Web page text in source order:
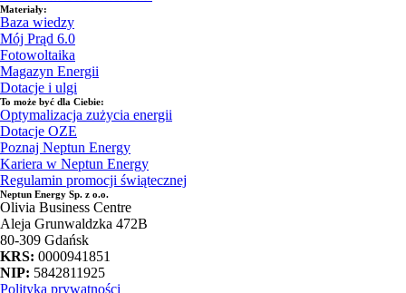
Materiały:
Baza wiedzy
Mój Prąd 6.0
Fotowoltaika
Magazyn Energii
Dotacje i ulgi
To może być dla Ciebie:
Optymalizacja zużycia energii
Dotacje OZE
Poznaj Neptun Energy
Kariera w Neptun Energy
Regulamin promocji świątecznej
Neptun Energy Sp. z o.o.
Olivia Business Centre
Aleja Grunwaldzka 472B
80-309 Gdańsk
KRS: 0000941851
NIP: 5842811925
Polityka prywatności